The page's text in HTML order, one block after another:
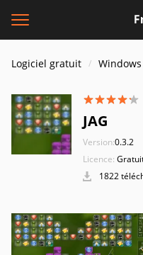
Logiciel gratuit Windows
JAG
Version:0.3.2
Licence:
1822